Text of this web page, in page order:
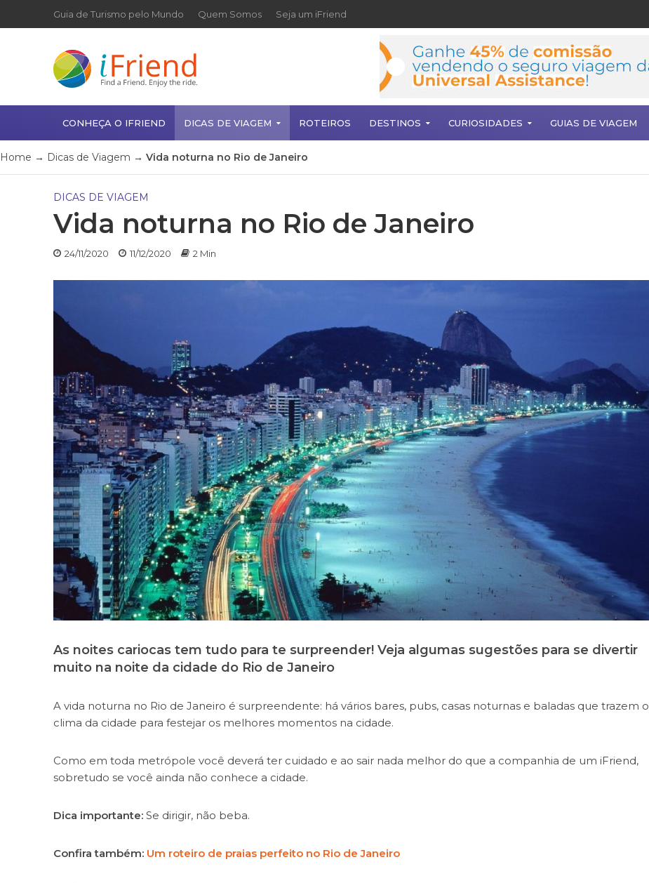
Guia de Turismo pelo Mundo Quem Somos Seja um iFriend
CONHEÇA O IFRIEND DICAS DE VIAGEM ROTEIROS DESTINOS CURIOSIDADES GUIAS DE VIAGEM
Home → Dicas de Viagem → Vida noturna no Rio de Janeiro
DICAS DE VIAGEM
Vida noturna no Rio de Janeiro
24/11/2020 11/12/2020 2 Min
As noites cariocas tem tudo para te surpreender! Veja algumas sugestões para se divertir
muito na noite da cidade do Rio de Janeiro
A vida noturna no Rio de Janeiro é surpreendente: há vários bares, pubs, casas noturnas e baladas que trazem o
clima da cidade para festejar os melhores momentos na cidade.
Como em toda metrópole você deverá ter cuidado e ao sair nada melhor do que a companhia de um iFriend,
sobretudo se você ainda não conhece a cidade.
Dica importante:Se dirigir, não beba.
Confira também: Um roteiro de praias perfeito no Rio de Janeiro